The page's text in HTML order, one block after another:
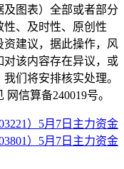
图表）全部或者部分
、及时性、原创性
建议，据此操作，风
对该内容存在异议，或
们将安排核实处理。
信算备240019号。
）5月7日主力资金
）5月7日主力资金